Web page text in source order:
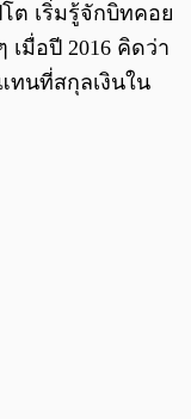
ต เริ่มรู้จักบิทคอย
เมื่อปี 2016 คิดว่า
ทนที่สกุลเงินใน